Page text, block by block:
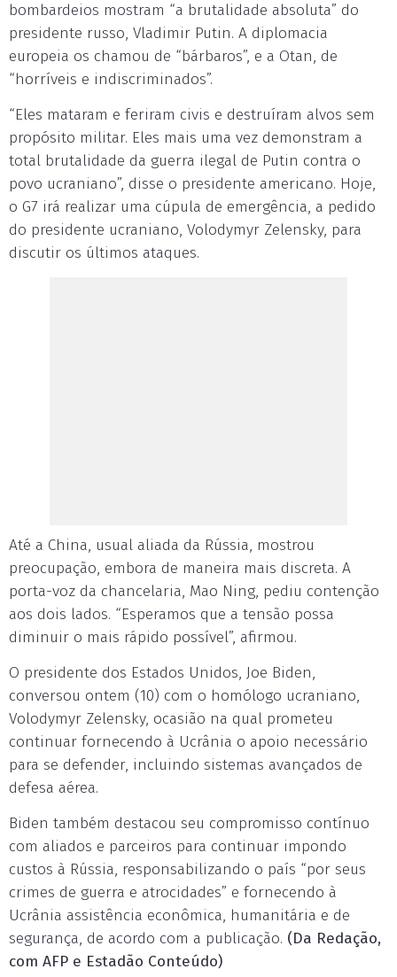
bombardeios mostram “a brutalidade absoluta” do
presidente russo, Vladimir Putin. A diplomacia
europeia os chamou de “bárbaros”, e a Otan, de
“horríveis e indiscriminados”.
“Eles mataram e feriram civis e destruíram alvos sem
propósito militar. Eles mais uma vez demonstram a
total brutalidade da guerra ilegal de Putin contra o
povo ucraniano”, disse o presidente americano. Hoje,
o G7 irá realizar uma cúpula de emergência, a pedido
do presidente ucraniano, Volodymyr Zelensky, para
discutir os últimos ataques.
Até a China, usual aliada da Rússia, mostrou
preocupação, embora de maneira mais discreta. A
porta-voz da chancelaria, Mao Ning, pediu contenção
aos dois lados. “Esperamos que a tensão possa
diminuir o mais rápido possível”, afirmou.
O presidente dos Estados Unidos, Joe Biden,
conversou ontem (10) com o homólogo ucraniano,
Volodymyr Zelensky, ocasião na qual prometeu
continuar fornecendo à Ucrânia o apoio necessário
para se defender, incluindo sistemas avançados de
defesa aérea.
Biden também destacou seu compromisso contínuo
com aliados e parceiros para continuar impondo
custos à Rússia, responsabilizando o país “por seus
crimes de guerra e atrocidades” e fornecendo à
Ucrânia assistência econômica, humanitária e de
segurança, de acordo com a publicação. (Da Redação,
com AFP e Estadão Conteúdo)